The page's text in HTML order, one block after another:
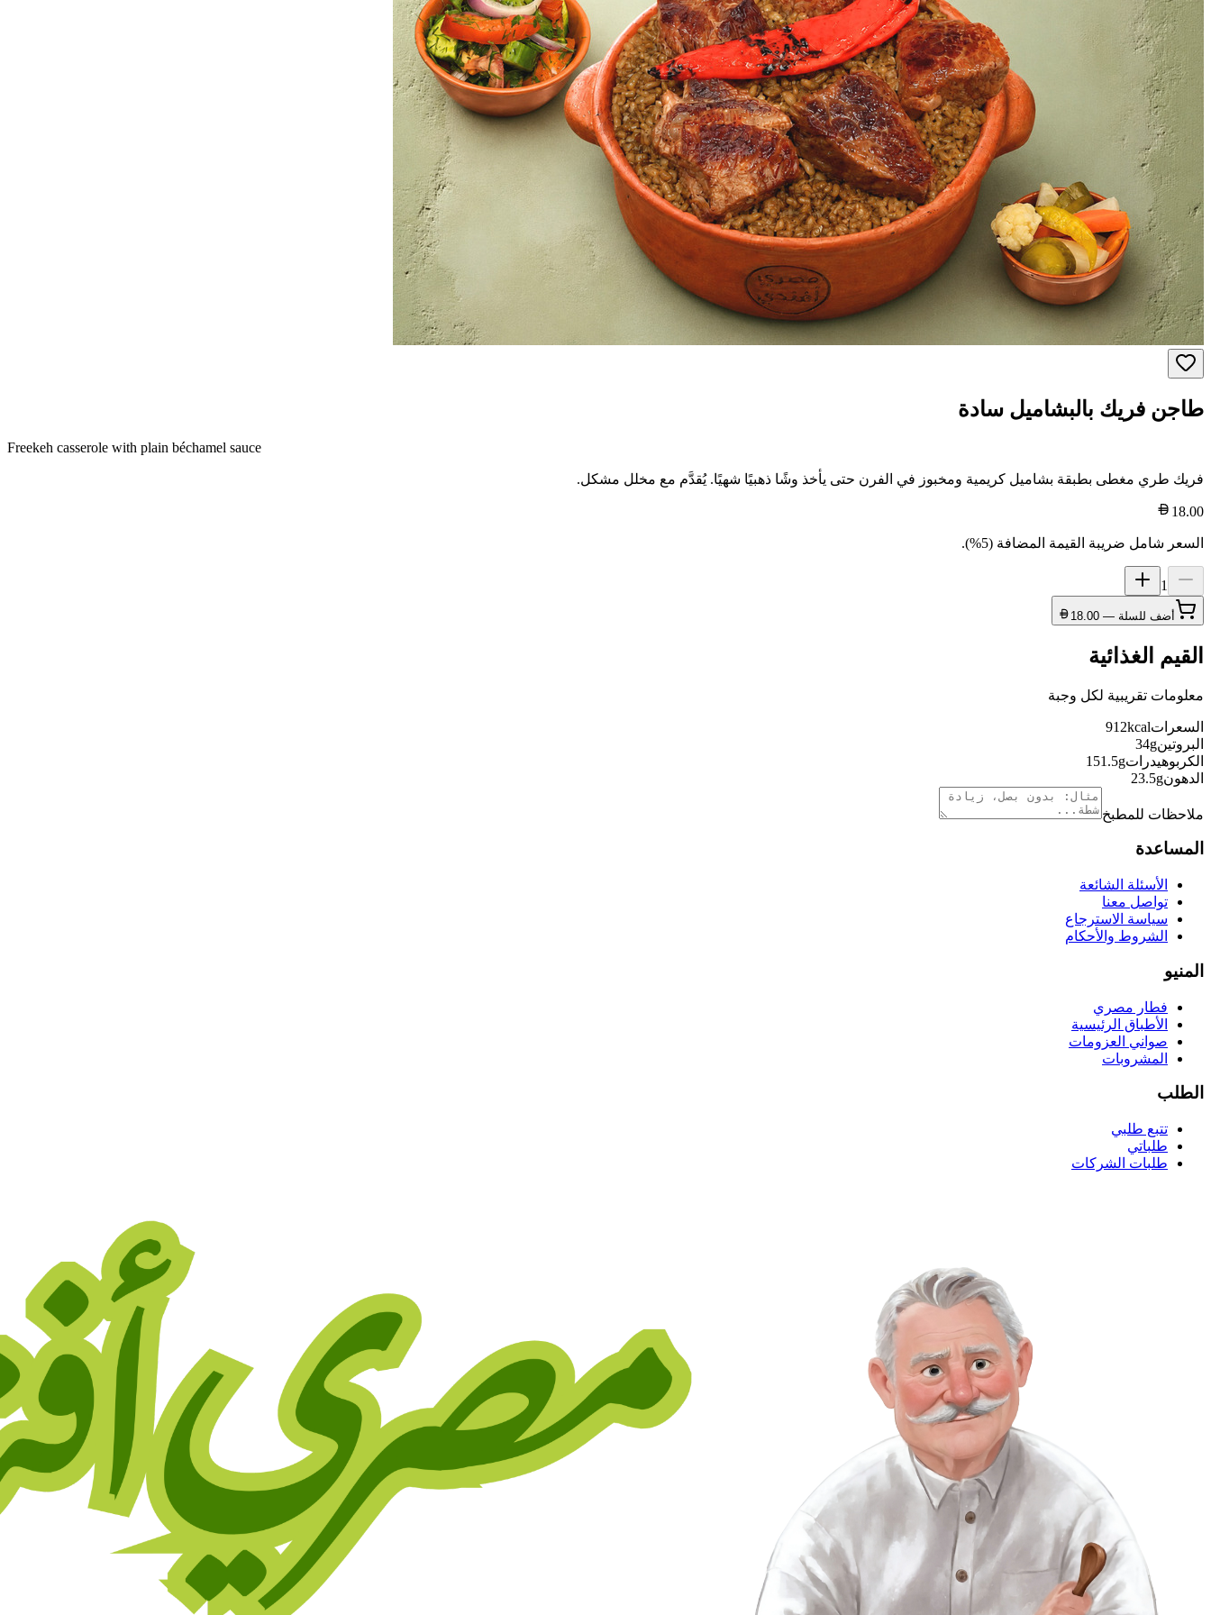
طاجن فريك بالبشاميل سادة
Freekeh casserole with plain béchamel sauce
فريك طري مغطى بطبقة بشاميل كريمية ومخبوز في الفرن حتى يأخذ وشًا ذهبيًا شهيًا. يُقدَّم مع مخلل مشكل.
18.00
السعر شامل ضريبة القيمة المضافة (5%).
1
أضف للسلة — 18.00
القيم الغذائية
معلومات تقريبية لكل وجبة
السعرات 912kcal
البروتين 34g
الكربوهيدرات 151.5g
الدهون 23.5g
ملاحظات للمطبخ
المساعدة
الأسئلة الشائعة
تواصل معنا
سياسة الاسترجاع
الشروط والأحكام
المنيو
فطار مصري
الأطباق الرئيسية
صواني العزومات
المشروبات
الطلب
تتبع طلبي
طلباتي
طلبات الشركات